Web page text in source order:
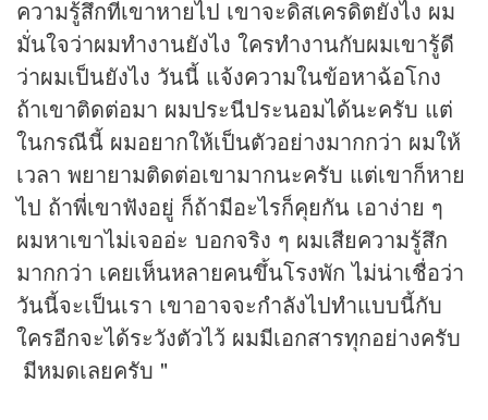
ความรู้สึกที่เขาหายไป เขาจะดิสเครดิตยังไง ผม
มั่นใจว่าผมทำงานยังไง ใครทำงานกับผมเขารู้ดี
ว่าผมเป็นยังไง วันนี้ แจ้งความในข้อหาฉ้อโกง
ถ้าเขาติดต่อมา ผมประนีประนอมได้นะครับ แต่
ในกรณีนี้ ผมอยากให้เป็นตัวอย่างมากกว่า ผมให้
เวลา พยายามติดต่อเขามากนะครับ แต่เขาก็หาย
ไป ถ้าพี่เขาฟังอยู่ ก็ถ้ามีอะไรก็คุยกัน เอาง่าย ๆ
ผมหาเขาไม่เจออ่ะ บอกจริง ๆ ผมเสียความรู้สึก
มากกว่า เคยเห็นหลายคนขึ้นโรงพัก ไม่น่าเชื่อว่า
วันนี้จะเป็นเรา เขาอาจจะกำลังไปทำแบบนี้กับ
ใครอีกจะได้ระวังตัวไว้ ผมมีเอกสารทุกอย่างครับ
มีหมดเลยครับ "